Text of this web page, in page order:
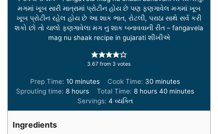
મગમાં ખૂબ સારી માત્રામાં પ્રોટીન હોય છે પણ ફણગાવેલ મગમાં ખૂબ
ખૂબ પ્રોટીન રહેલ હોય છે આ શાક ભાત, રોટલી, પરાઠા સાથે સર્વ કરી
શકો છો તો ચાલો ફણગાવેલા મગ નુ શાક બનાવવાની રીત – fangavela
mag nu shaak recipe in gujarati શીખીએ
3.67 from 3 votes
Prep Time: 10minutes
minutes Cook Time: 30minutes
minutes
Sprouting time: 8hours
hours Total Time: 8hours
hours 40minutes
minutes
Servings: 4 વ્યક્તિ
Ingredients